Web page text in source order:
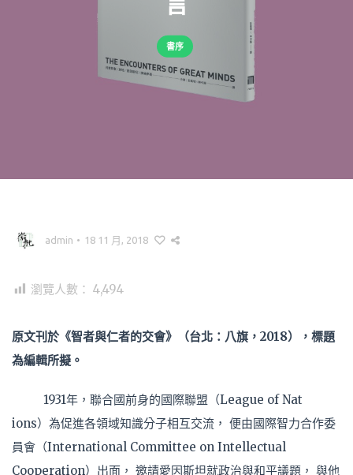
書序
admin • 18 11 月, 2018
瀏覽人數： 4,494
原文刊於《智者與仁者的交會》（台北：八旗， 2018），標題
為編輯所擬。
1931年，聯合國前身的國際聯盟（League of Nat
ions）為促進各領域知識分子相互交流， 便由國際智力合作委
員會（International Committee on Intellectual
Cooperation）出面， 邀請愛因斯坦就政治與和平議題， 與他